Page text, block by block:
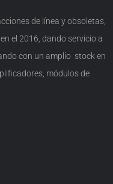
de línea y obsoletas,
el 2016, dando servicio a
con un amplio stock en
módulos de